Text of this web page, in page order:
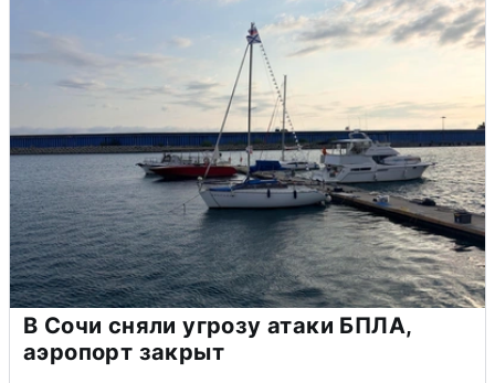
В Сочи сняли угрозу атаки БПЛА,
аэропорт закрыт